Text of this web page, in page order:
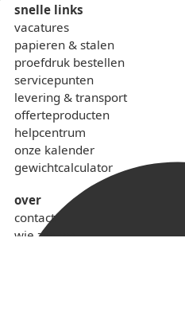
snelle links
vacatures
papieren & stalen
proefdruk bestellen
servicepunten
levering & transport
offerteproducten
helpcentrum
onze kalender
gewichtcalculator
over
contact
wie zijn we